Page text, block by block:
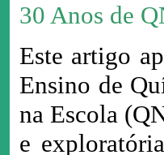
30 Anos de
Este artigo
Ensino de
na Escola
e